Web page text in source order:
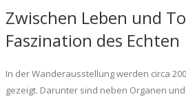
Zwischen Leben und
Faszination des Echten
In der Wanderausstellung werden circa
gezeigt. Darunter sind neben Organen